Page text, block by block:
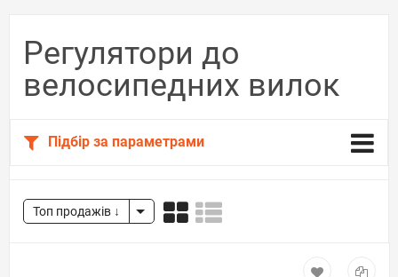
Регулятори до
велосипедних вилок
Підбір за параметрами
Топ продажів